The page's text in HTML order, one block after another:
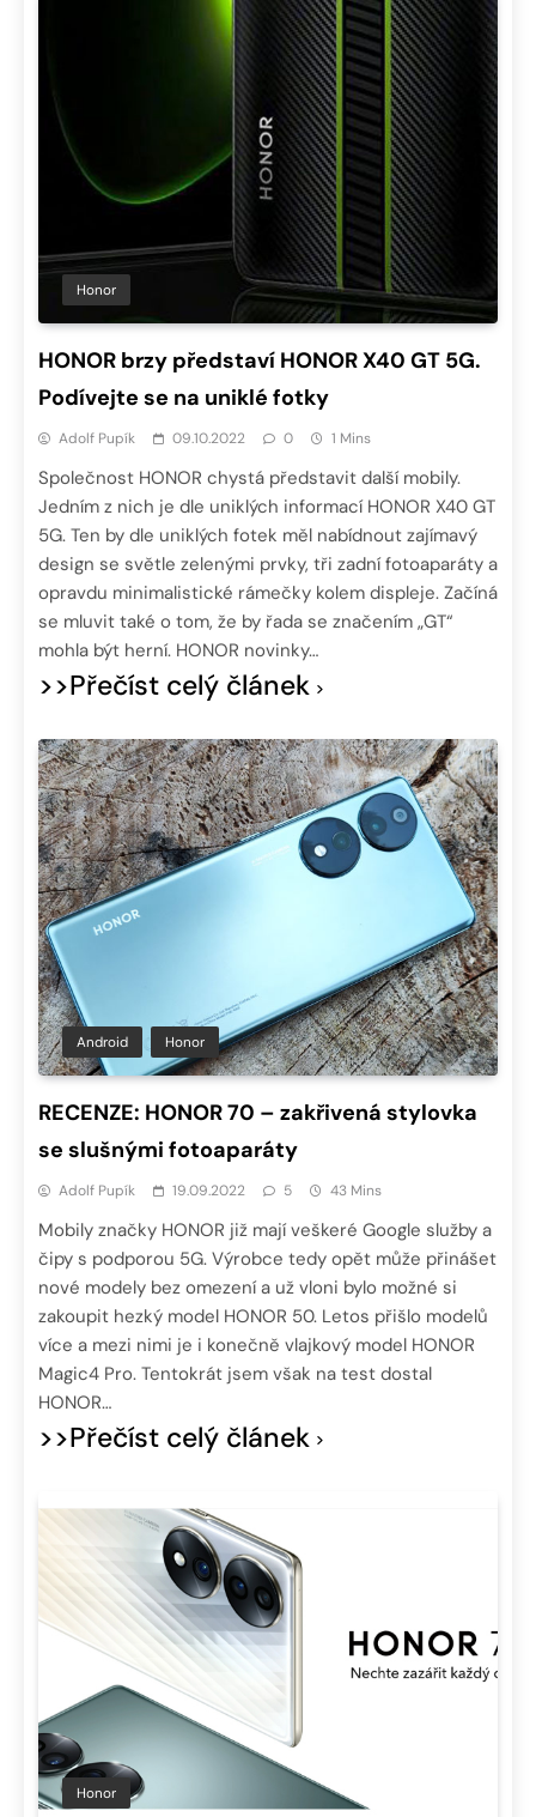
Honor
HONOR brzy představí HONOR X40 GT 5G.
Podívejte se na uniklé fotky
Adolf Pupík 09.10.2022 0 1 Mins
Společnost HONOR chystá představit další mobily.
Jedním z nich je dle uniklých informací HONOR X40 GT
5G. Ten by dle uniklých fotek měl nabídnout zajímavý
design se světle zelenými prvky, tři zadní fotoaparáty a
opravdu minimalistické rámečky kolem displeje. Začíná
se mluvit také o tom, že by řada se značením „GT“
mohla být herní. HONOR novinky…
>>Přečíst celý článek
Android Honor
RECENZE: HONOR 70 – zakřivená stylovka
se slušnými fotoaparáty
Adolf Pupík 19.09.2022 5 43 Mins
Mobily značky HONOR již mají veškeré Google služby a
čipy s podporou 5G. Výrobce tedy opět může přinášet
nové modely bez omezení a už vloni bylo možné si
zakoupit hezký model HONOR 50. Letos přišlo modelů
více a mezi nimi je i konečně vlajkový model HONOR
Magic4 Pro. Tentokrát jsem však na test dostal
HONOR…
>>Přečíst celý článek
Honor